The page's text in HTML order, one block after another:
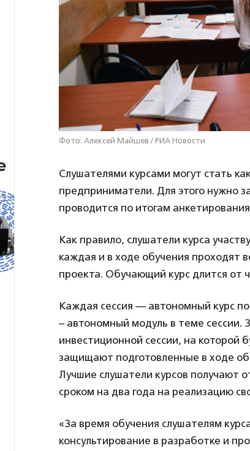
Фото: Алексей Майшев / РИА Новости
Слушателями курсами могут стать
предприниматели. Для этого нужно
проводится по итогам
Как правило, слушатели курса
каждая и в ходе обучения проходят
проекта. Обучающий курс длится от
Каждая сессия — автономный курс
– автономный модуль в теме сессии.
инвестиционной сессии, на
защищают подготовленные в ходе
Лучшие слушатели курсов получают
сроком на два года на реализацию
«За время обучения слушателям
консультирование в разработке и